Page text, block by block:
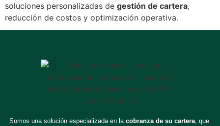
soluciones personalizadas de gestión de cartera,
reducción de costos y optimización operativa.
Somos una solución especializada en la cobranza de su cartera, que